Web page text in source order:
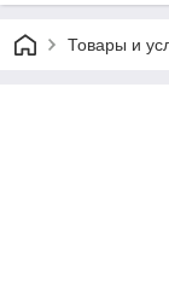
Товары и